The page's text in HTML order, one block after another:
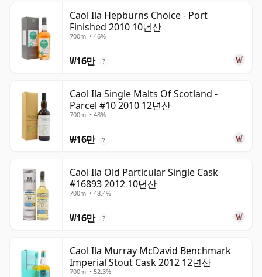
Caol Ila Hepburns Choice - Port
Finished 2010 10년산
700ml • 46%
₩16만 ?
Caol Ila Single Malts Of Scotland -
Parcel #10 2010 12년산
700ml • 48%
₩16만 ?
Caol Ila Old Particular Single Cask
#16893 2012 10년산
700ml • 48.4%
₩16만 ?
Caol Ila Murray McDavid Benchmark
Imperial Stout Cask 2012 12년산
700ml • 52.3%